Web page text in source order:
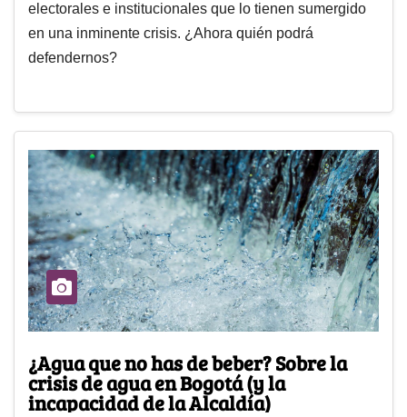
electorales e institucionales que lo tienen sumergido
en una inminente crisis. ¿Ahora quién podrá
defendernos?
¿Agua que no has de beber? Sobre la
crisis de agua en Bogotá (y la
incapacidad de la Alcaldía)